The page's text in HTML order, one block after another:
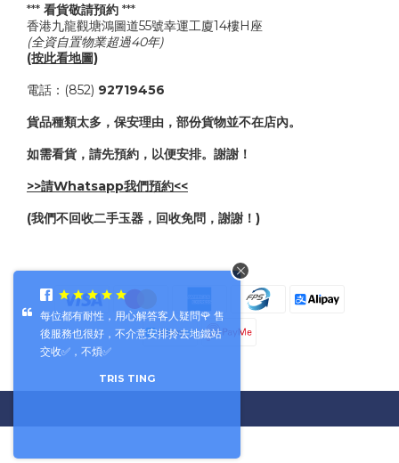
*** 看貨敬請預約 ***
香港九龍觀塘鴻圖道55號幸運工廈14樓H座
(全資自置物業超過40年)
(按此看地圖)
電話：(852) 92719456
貨品種類太多，保安理由，部份貨物並不在店內。
如需看貨，請先預約，以便安排。謝謝！
>>請Whatsapp我們預約<<
(我們不回收二手玉器，回收免問，謝謝！)
每位都有耐性，用心解答客人疑問🌹 售
後服務也很好，不介意安排拎去地鐵站
交收✅，不煩✅
TRIS TING